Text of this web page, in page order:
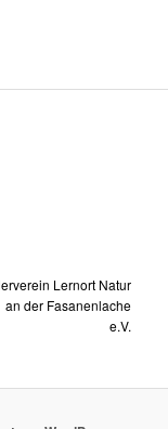
Lernort Natur
an der Fasanenlache
e.V.